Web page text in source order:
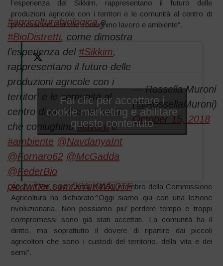
l’esperienza del Sikkim, rappresentano il futuro delle
produzioni agricole con i territori e le comunità al centro di
processi virtuosi che coniughino lavoro e ambiente”.
#agricolturabiologicae
#BioDistretti, come dimostra
l’esperienza del #Sikkim,
rappresentano il futuro delle
produzioni agricole con i
territori e le comunità al
centro di processi virtuosi
che coniughino#lavoroe
#ambiente @NavdanyaInt
@Fornaro62 @McGadda
@FederBio
pic.twitter.com/XYuKWki0TF
— Rossella Muroni
(@RossellaMuroni)
October 15, 2018
Fai clic per accettare i
cookie marketing e abilitare
questo contenuto
Anche L’On Sara Cunial (M5S), membro della Commissione
Agricoltura ha dichiarato:”Oggi siamo qui con una lezione
rivoluzionaria. Non possiamo piu’ perdere tempo e troppi
compromessi sono già stati accettati. La comunità ha il
diritto, ma soprattutto il dovere di ripartire dai piccoli
agricoltori che sono i custodi del territorio, della vita e dei
semi”.